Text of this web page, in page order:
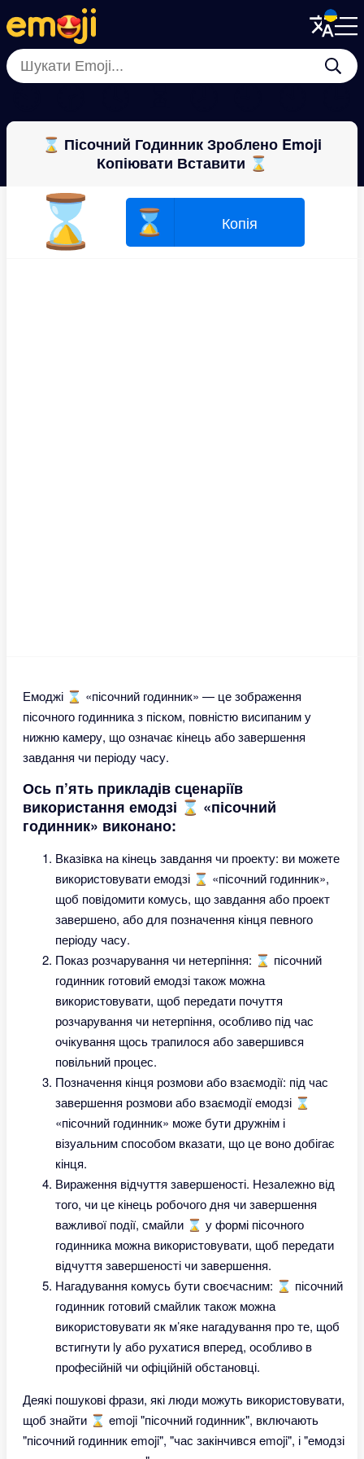
Menu
Close
Menu
Close
⌛ Пісочний Годинник Зроблено Emoji
Копіювати Вставити ⌛
⌛ ⌛ Копія
Емоджі ⌛ «пісочний годинник» — це зображення
пісочного годинника з піском, повністю висипаним у
нижню камеру, що означає кінець або завершення
завдання чи періоду часу.
Ось п’ять прикладів сценаріїв
використання емодзі ⌛ «пісочний
годинник» виконано:
Вказівка на кінець завдання чи проекту: ви можете
використовувати емодзі ⌛ «пісочний годинник»,
щоб повідомити комусь, що завдання або проект
завершено, або для позначення кінця певного
періоду часу.
Показ розчарування чи нетерпіння: ⌛ пісочний
годинник готовий емодзі також можна
використовувати, щоб передати почуття
розчарування чи нетерпіння, особливо під час
очікування щось трапилося або завершився
повільний процес.
Позначення кінця розмови або взаємодії: під час
завершення розмови або взаємодії емодзі ⌛
«пісочний годинник» може бути дружнім і
візуальним способом вказати, що це воно добігає
кінця.
Вираження відчуття завершеності. Незалежно від
того, чи це кінець робочого дня чи завершення
важливої події, смайли ⌛ у формі пісочного
годинника можна використовувати, щоб передати
відчуття завершеності чи завершення.
Нагадування комусь бути своєчасним: ⌛ пісочний
годинник готовий смайлик також можна
використовувати як м’яке нагадування про те, щоб
встигнути ly або рухатися вперед, особливо в
професійній чи офіційній обстановці.
Деякі пошукові фрази, які люди можуть використовувати,
щоб знайти ⌛ emoji "пісочний годинник", включають
"пісочний годинник emoji", "час закінчився emoji", і "емодзі